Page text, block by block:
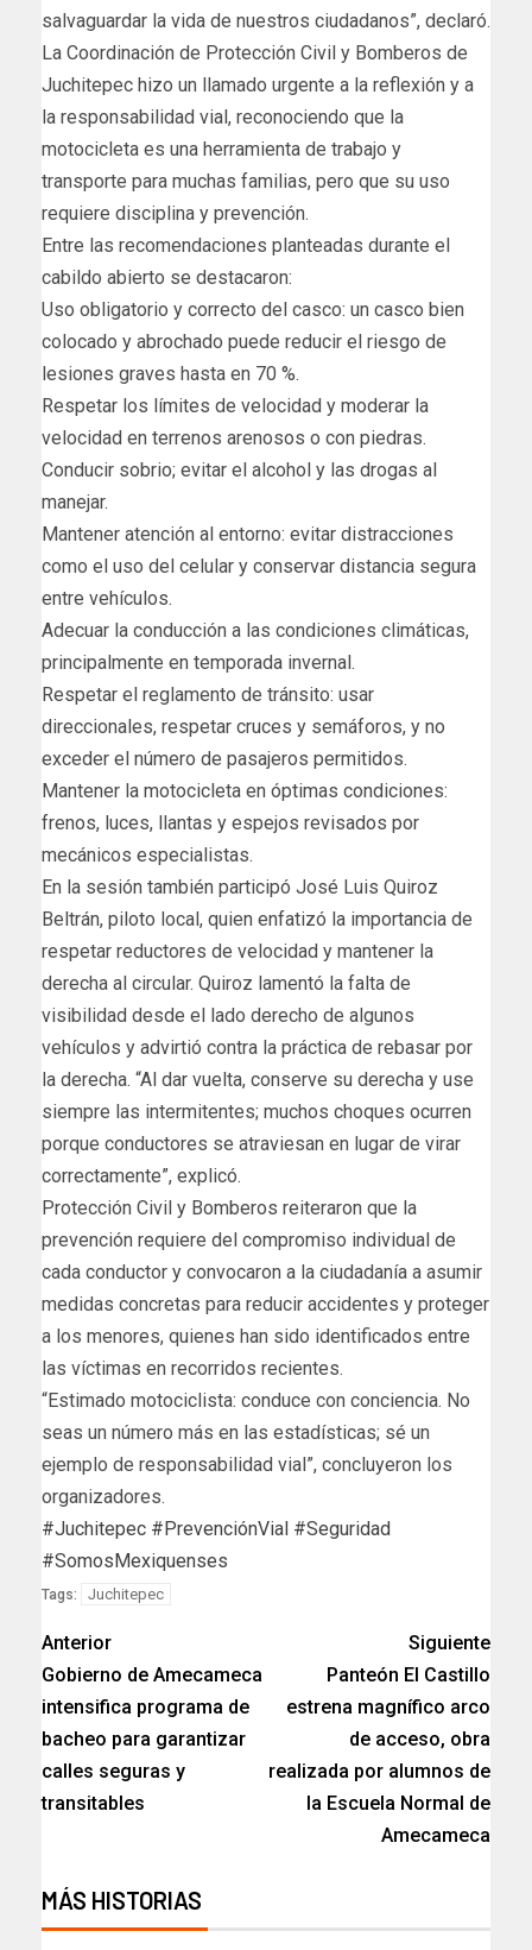
salvaguardar la vida de nuestros ciudadanos”, declaró.
La Coordinación de Protección Civil y Bomberos de
Juchitepec hizo un llamado urgente a la reflexión y a
la responsabilidad vial, reconociendo que la
motocicleta es una herramienta de trabajo y
transporte para muchas familias, pero que su uso
requiere disciplina y prevención.
Entre las recomendaciones planteadas durante el
cabildo abierto se destacaron:
Uso obligatorio y correcto del casco: un casco bien
colocado y abrochado puede reducir el riesgo de
lesiones graves hasta en 70 %.
Respetar los límites de velocidad y moderar la
velocidad en terrenos arenosos o con piedras.
Conducir sobrio; evitar el alcohol y las drogas al
manejar.
Mantener atención al entorno: evitar distracciones
como el uso del celular y conservar distancia segura
entre vehículos.
Adecuar la conducción a las condiciones climáticas,
principalmente en temporada invernal.
Respetar el reglamento de tránsito: usar
direccionales, respetar cruces y semáforos, y no
exceder el número de pasajeros permitidos.
Mantener la motocicleta en óptimas condiciones:
frenos, luces, llantas y espejos revisados por
mecánicos especialistas.
En la sesión también participó José Luis Quiroz
Beltrán, piloto local, quien enfatizó la importancia de
respetar reductores de velocidad y mantener la
derecha al circular. Quiroz lamentó la falta de
visibilidad desde el lado derecho de algunos
vehículos y advirtió contra la práctica de rebasar por
la derecha. “Al dar vuelta, conserve su derecha y use
siempre las intermitentes; muchos choques ocurren
porque conductores se atraviesan en lugar de virar
correctamente”, explicó.
Protección Civil y Bomberos reiteraron que la
prevención requiere del compromiso individual de
cada conductor y convocaron a la ciudadanía a asumir
medidas concretas para reducir accidentes y proteger
a los menores, quienes han sido identificados entre
las víctimas en recorridos recientes.
“Estimado motociclista: conduce con conciencia. No
seas un número más en las estadísticas; sé un
ejemplo de responsabilidad vial”, concluyeron los
organizadores.
#Juchitepec #PrevenciónVial #Seguridad
#SomosMexiquenses
Tags: Juchitepec
Anterior
Gobierno de Amecameca
intensifica programa de
bacheo para garantizar
calles seguras y
transitables
Siguiente
Panteón El Castillo
estrena magnífico arco
de acceso, obra
realizada por alumnos de
la Escuela Normal de
Amecameca
MÁS HISTORIAS